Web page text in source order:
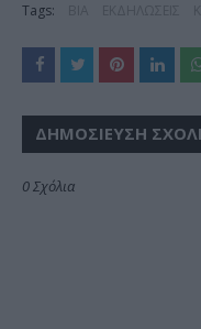
Tags:
ΔΗΜΟΣΊΕΥΣΗ
0 Σχόλια